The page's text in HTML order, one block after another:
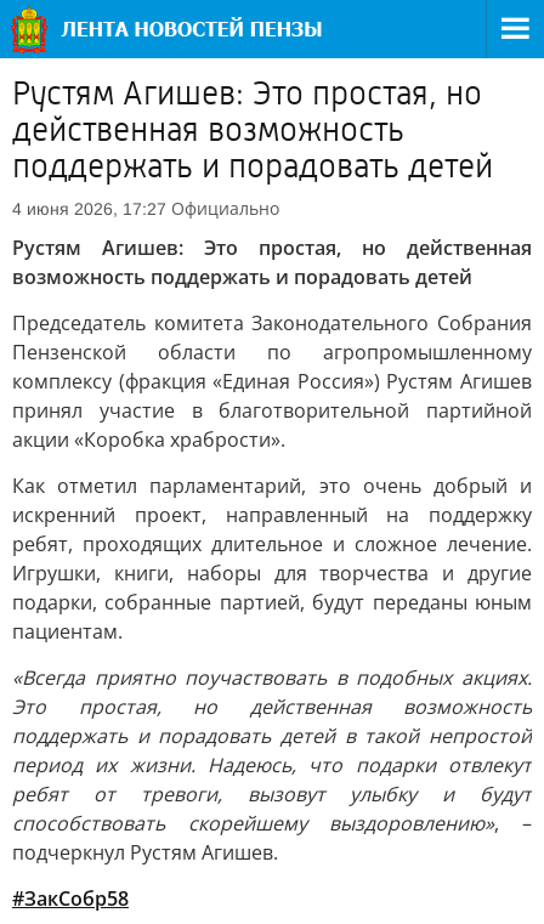
Рустям Агишев: Это простая, но
действенная возможность
поддержать и порадовать детей
4 июня 2026, 17:27 Официально
Рустям Агишев: Это простая, но действенная
возможность поддержать и порадовать детей
Председатель комитета Законодательного Собрания
Пензенской области по агропромышленному
комплексу (фракция «Единая Россия») Рустям Агишев
принял участие в благотворительной партийной
акции «Коробка храбрости».
Как отметил парламентарий, это очень добрый и
искренний проект, направленный на поддержку
ребят, проходящих длительное и сложное лечение.
Игрушки, книги, наборы для творчества и другие
подарки, собранные партией, будут переданы юным
пациентам.
«Всегда приятно поучаствовать в подобных акциях.
Это простая, но действенная возможность
поддержать и порадовать детей в такой непростой
период их жизни. Надеюсь, что подарки отвлекут
ребят от тревоги, вызовут улыбку и будут
способствовать скорейшему выздоровлению», –
подчеркнул Рустям Агишев.
#ЗакСобр58